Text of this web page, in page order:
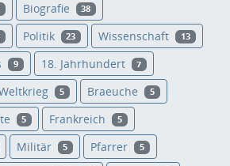
Biografie 38
Politik 23 Wissenschaft 13
9 18. Jahrhundert 7
5 Braeuche 5
5 Frankreich 5
Militär 5 Pfarrer 5